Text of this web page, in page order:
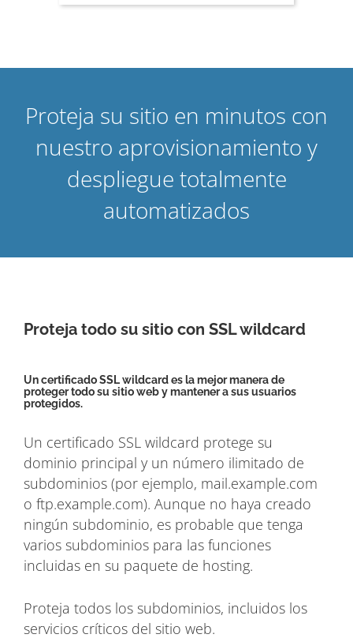
Proteja su sitio en minutos con
nuestro aprovisionamiento y
despliegue totalmente
automatizados
Proteja todo su sitio con SSL wildcard
Un certificado SSL wildcard es la mejor manera de
proteger todo su sitio web y mantener a sus usuarios
protegidos.
Un certificado SSL wildcard protege su
dominio principal y un número ilimitado de
subdominios (por ejemplo, mail.example.com
o ftp.example.com). Aunque no haya creado
ningún subdominio, es probable que tenga
varios subdominios para las funciones
incluidas en su paquete de hosting.
Proteja todos los subdominios, incluidos los
servicios críticos del sitio web.